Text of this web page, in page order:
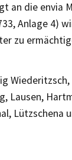
an die envia
Anlage 4)
zu
Lausen,
Lützschena